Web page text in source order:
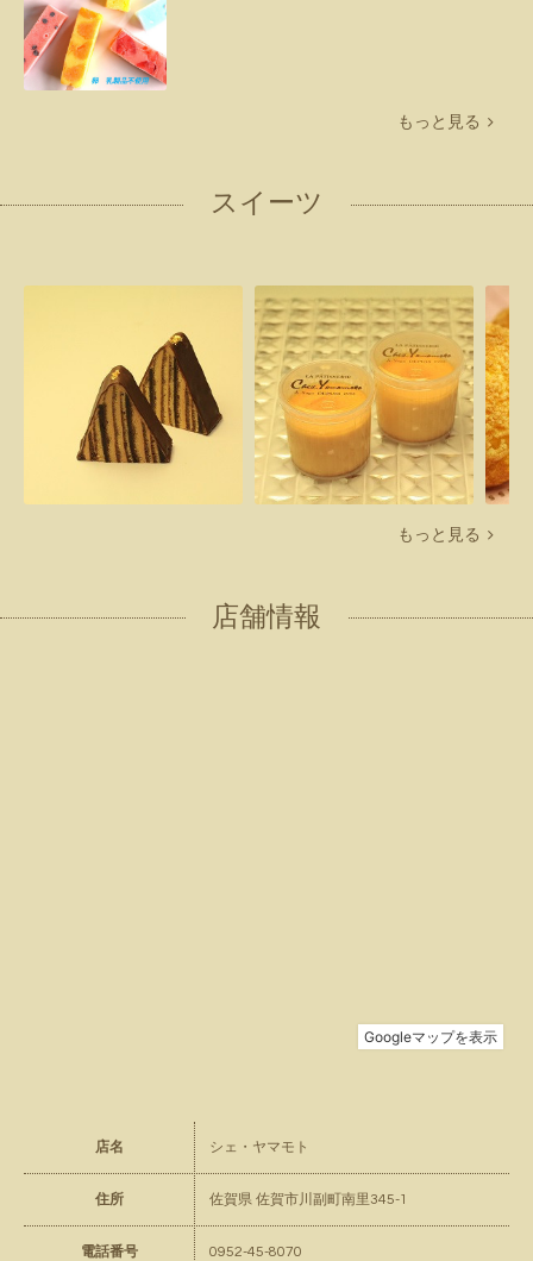
もっと見る
スイーツ
もっと見る
店舗情報
店名 シェ・ヤマモト
住所 佐賀県 佐賀市川副町南里345-1
電話番号 0952-45-8070